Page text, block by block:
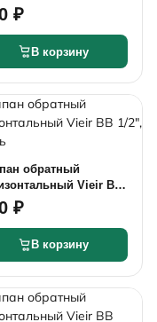
₽
В корзину
обратный
Vieir ВВ
латунь
₽
В корзину